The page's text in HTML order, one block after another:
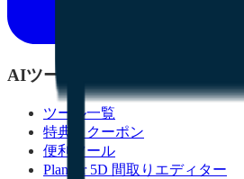
AIツール
ツール一覧
特典・クーポン
便利ツール
Planner 5D 間取りエディター